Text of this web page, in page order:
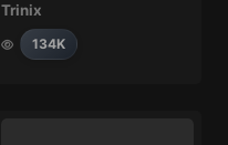
Trinix
134K